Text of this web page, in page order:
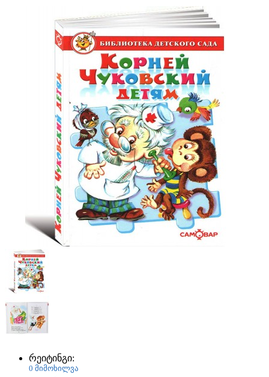
რეიტინგი:
0 მიმოხილვა